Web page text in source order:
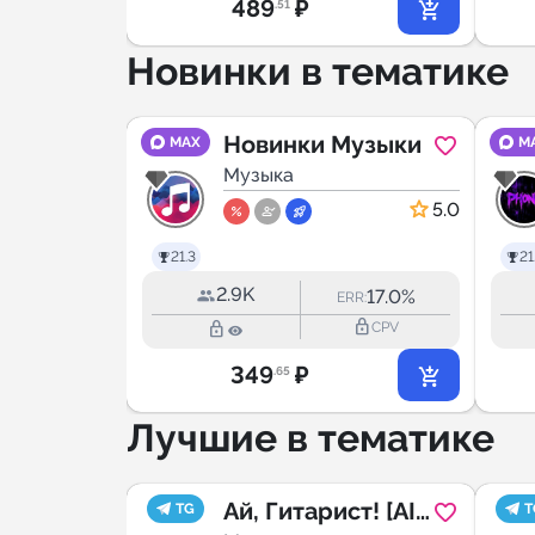
489.51 ₽
Новинки в тематике
MAX
21.3
Новинки Музыки
Музыка
5.0
2.9K ERR:17.0%
lock_outline lock_outlineCPV
349.65 ₽
Лучшие в тематике
TG
Ай, Гитарист! [AI